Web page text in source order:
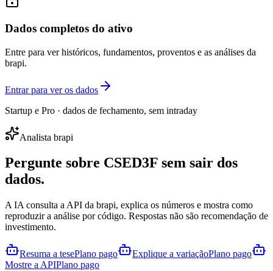
Dados completos do ativo
Entre para ver históricos, fundamentos, proventos e as análises da
brapi.
Entrar para ver os dados
Startup e Pro · dados de fechamento, sem intraday
Analista brapi
Pergunte sobre CSED3F sem sair dos
dados.
A IA consulta a API da brapi, explica os números e mostra como
reproduzir a análise por código. Respostas não são recomendação de
investimento.
Resuma a tesePlano pago Explique a variaçãoPlano pago
Mostre a APIPlano pago